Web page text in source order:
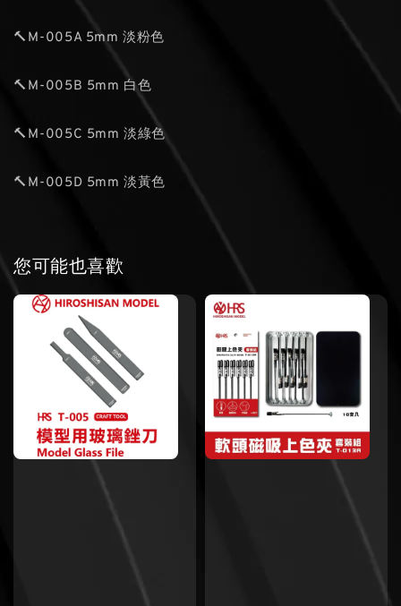
🔨M-005A 5mm 淡粉色
🔨M-005B 5mm 白色
🔨M-005C 5mm 淡綠色
🔨M-005D 5mm 淡黃色
您可能也喜歡